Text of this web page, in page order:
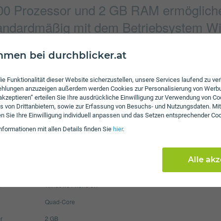
bei durchblicker.at
Funktionalität dieser Website sicherzustellen, unsere Services laufend zu
anzuzeigen außerdem werden Cookies zur Personalisierung von
erteilen Sie Ihre ausdrückliche Einwilligung zur Verwendung von
von Drittanbietern, sowie zur Erfassung von Besuchs- und Nutzungsdaten.
Sie Ihre Einwilligung individuell anpassen und das Setzen entsprechender
mit allen Details finden Sie hier.
Alle
Prozessor und 2 GB RAM
mit dem Betriebsystem
1280 x 960 Pixel
5248 x 3936 Pixel
Bluetooth
NFC
WLAN
Quad-Core
2 GB
Pixel per Inch